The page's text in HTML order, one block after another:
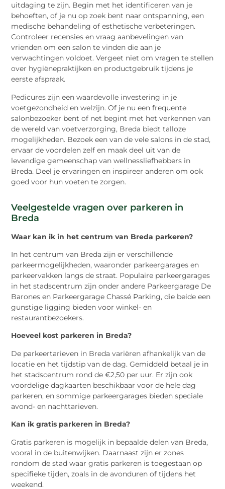
uitdaging te zijn. Begin met het identificeren van je
behoeften, of je nu op zoek bent naar ontspanning, een
medische behandeling of esthetische verbeteringen.
Controleer recensies en vraag aanbevelingen van
vrienden om een salon te vinden die aan je
verwachtingen voldoet. Vergeet niet om vragen te stellen
over hygiënepraktijken en productgebruik tijdens je
eerste afspraak.
Pedicures zijn een waardevolle investering in je
voetgezondheid en welzijn. Of je nu een frequente
salonbezoeker bent of net begint met het verkennen van
de wereld van voetverzorging, Breda biedt talloze
mogelijkheden. Bezoek een van de vele salons in de stad,
ervaar de voordelen zelf en maak deel uit van de
levendige gemeenschap van wellnessliefhebbers in
Breda. Deel je ervaringen en inspireer anderen om ook
goed voor hun voeten te zorgen.
Veelgestelde vragen over parkeren in
Breda
Waar kan ik in het centrum van Breda parkeren?
In het centrum van Breda zijn er verschillende
parkeermogelijkheden, waaronder parkeergarages en
parkeervakken langs de straat. Populaire parkeergarages
in het stadscentrum zijn onder andere Parkeergarage De
Barones en Parkeergarage Chassé Parking, die beide een
gunstige ligging bieden voor winkel- en
restaurantbezoekers.
Hoeveel kost parkeren in Breda?
De parkeertarieven in Breda variëren afhankelijk van de
locatie en het tijdstip van de dag. Gemiddeld betaal je in
het stadscentrum rond de €2,50 per uur. Er zijn ook
voordelige dagkaarten beschikbaar voor de hele dag
parkeren, en sommige parkeergarages bieden speciale
avond- en nachttarieven.
Kan ik gratis parkeren in Breda?
Gratis parkeren is mogelijk in bepaalde delen van Breda,
vooral in de buitenwijken. Daarnaast zijn er zones
rondom de stad waar gratis parkeren is toegestaan op
specifieke tijden, zoals in de avonduren of tijdens het
weekend.